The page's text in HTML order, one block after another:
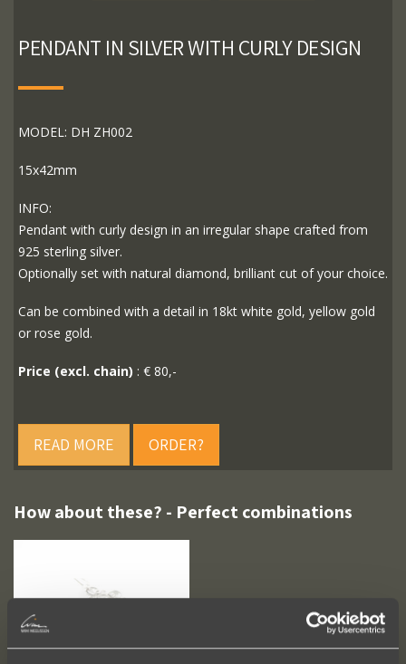
PENDANT IN SILVER WITH CURLY DESIGN
MODEL: DH ZH002
15x42mm
INFO:
Pendant with curly design in an irregular shape crafted from
925 sterling silver.
Optionally set with natural diamond, brilliant cut of your choice.
Can be combined with a detail in 18kt white gold, yellow gold
or rose gold.
Price (excl. chain) : € 80,-
READ MORE ORDER?
How about these? - Perfect combinations